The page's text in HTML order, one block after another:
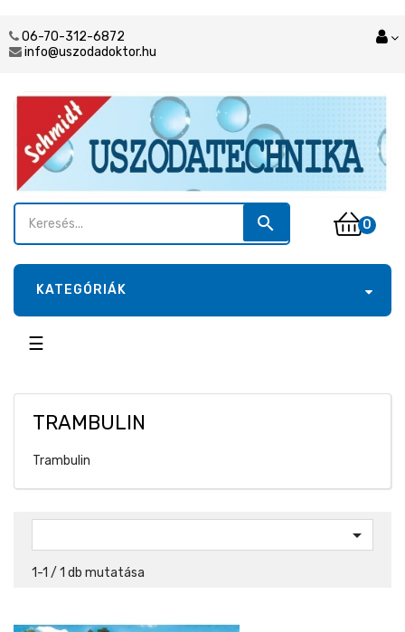
06-70-312-6872
info@uszodadoktor.hu
search 0
KATEGÓRIÁK
Toggle
☰
TRAMBULIN
Trambulin

1-1 / 1 db mutatása